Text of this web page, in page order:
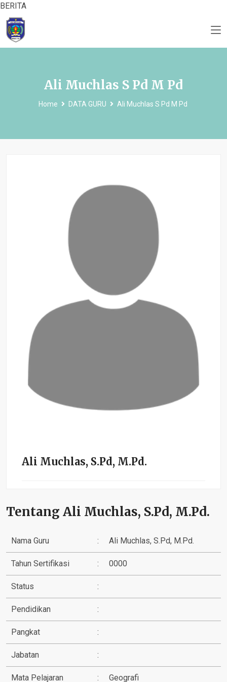
BERITA
Ali Muchlas S Pd M Pd
Home DATA GURU Ali Muchlas S Pd M Pd
Ali Muchlas, S.Pd, M.Pd.
Tentang Ali Muchlas, S.Pd, M.Pd.
Nama Guru : Ali Muchlas, S.Pd, M.Pd.
Tahun Sertifikasi : 0000
Status :
Pendidikan :
Pangkat :
Jabatan :
Mata Pelajaran : Geografi